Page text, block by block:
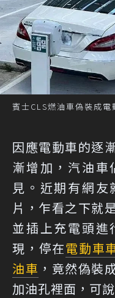
賓士CLS燃油車偽裝成
因應電動車的逐
漸增加，汽油車
見。近期有網
片，乍看之下就
並插上充電頭進
現，停在電動車
油車 ，竟然偽裝
加油孔裡面，可